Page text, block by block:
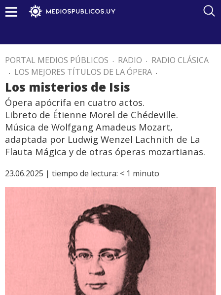
PORTAL MEDIOS PÚBLICOS . RADIO . RADIO CLÁSICA
. LOS MEJORES TÍTULOS DE LA ÓPERA .
Los misterios de Isis
Ópera apócrifa en cuatro actos.
Libreto de Étienne Morel de Chédeville.
Música de Wolfgang Amadeus Mozart,
adaptada por Ludwig Wenzel Lachnith de La
Flauta Mágica y de otras óperas mozartianas.
23.06.2025 | tiempo de lectura: < 1 minuto